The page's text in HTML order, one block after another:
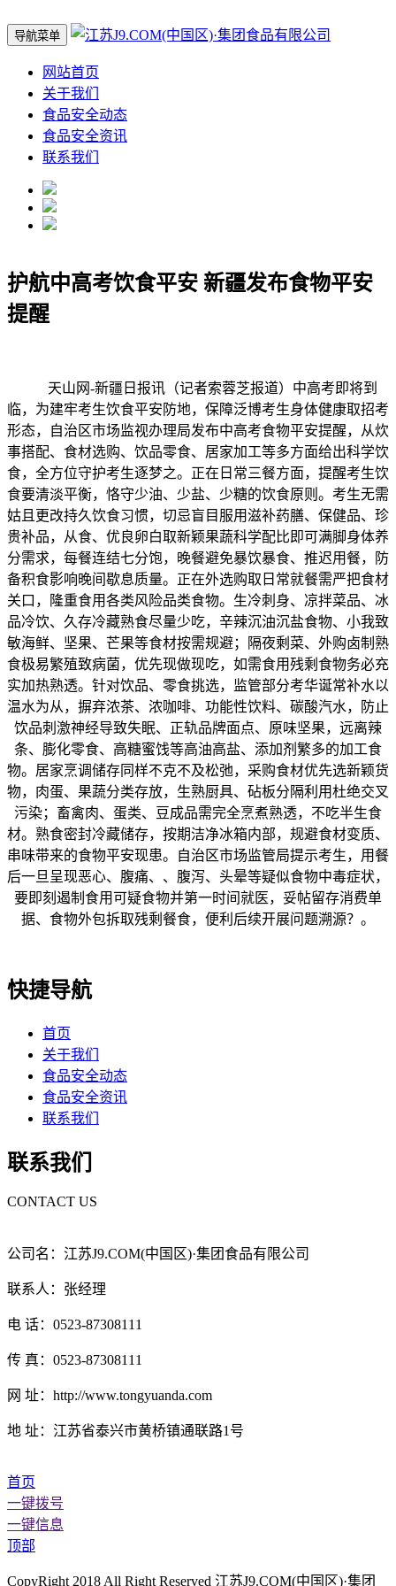
导航菜单
网站首页
关于我们
食品安全动态
食品安全资讯
联系我们
护航中高考饮食平安 新疆发布食物平安
提醒
天山网-新疆日报讯（记者索蓉芝报道）中高考即将到
临，为建牢考生饮食平安防地，保障泛博考生身体健康取招考
形态，自治区市场监视办理局发布中高考食物平安提醒，从炊
事搭配、食材选购、饮品零食、居家加工等多方面给出科学饮
食，全方位守护考生逐梦之。正在日常三餐方面，提醒考生饮
食要清淡平衡，恪守少油、少盐、少糖的饮食原则。考生无需
姑且更改持久饮食习惯，切忌盲目服用滋补药膳、保健品、珍
贵补品，从食、优良卵白取新颖果蔬科学配比即可满脚身体养
分需求，每餐连结七分饱，晚餐避免暴饮暴食、推迟用餐，防
备积食影响晚间歇息质量。正在外选购取日常就餐需严把食材
关口，隆重食用各类风险品类食物。生冷刺身、凉拌菜品、冰
品冷饮、久存冷藏熟食尽量少吃，辛辣沉油沉盐食物、小我致
敏海鲜、坚果、芒果等食材按需规避；隔夜剩菜、外购卤制熟
食极易繁殖致病菌，优先现做现吃，如需食用残剩食物务必充
实加热熟透。针对饮品、零食挑选，监管部分考华诞常补水以
温水为从，摒弃浓茶、浓咖啡、功能性饮料、碳酸汽水，防止
饮品刺激神经导致失眠、正轨品牌面点、原味坚果，远离辣
条、膨化零食、高糖蜜饯等高油高盐、添加剂繁多的加工食
物。居家烹调储存同样不克不及松弛，采购食材优先选新颖货
物，肉蛋、果蔬分类存放，生熟厨具、砧板分隔利用杜绝交叉
污染；畜禽肉、蛋类、豆成品需完全烹煮熟透，不吃半生食
材。熟食密封冷藏储存，按期洁净冰箱内部，规避食材变质、
串味带来的食物平安现患。自治区市场监管局提示考生，用餐
后一旦呈现恶心、腹痛、、腹泻、头晕等疑似食物中毒症状，
要即刻遏制食用可疑食物并第一时间就医，妥帖留存消费单
据、食物外包拆取残剩餐食，便利后续开展问题溯源？。
快捷导航
首页
关于我们
食品安全动态
食品安全资讯
联系我们
联系我们
CONTACT US
公司名：江苏J9.COM(中国区)·集团食品有限公司
联系人：张经理
电 话：0523-87308111
传 真：0523-87308111
网 址：http://www.tongyuanda.com
地 址：江苏省泰兴市黄桥镇通联路1号
首页
一键拨号
一键信息
顶部
CopyRight 2018 All Right Reserved 江苏J9.COM(中国区)·集团